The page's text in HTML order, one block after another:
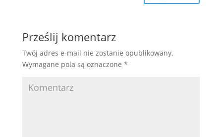
Prześlij komentarz
Twój adres e-mail nie zostanie opublikowany.
Wymagane pola są oznaczone *